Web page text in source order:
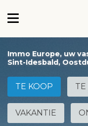
Immo Europe, uw
Sint-Idesbald,
TE KOOP TE
VAKANTIE